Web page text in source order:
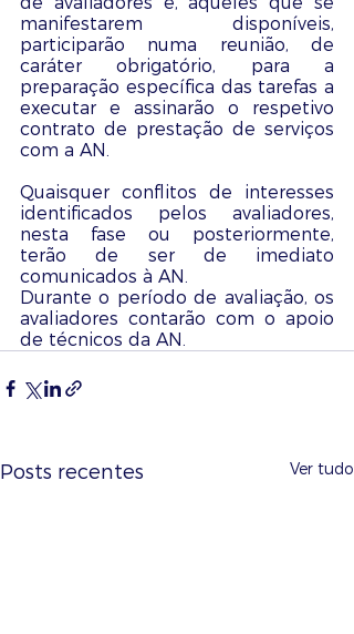
manifestarem disponíveis,
participarão numa reunião, de
caráter obrigatório, para a
preparação específica das tarefas a
executar e assinarão o respetivo
contrato de prestação de serviços
com a AN.
Quaisquer conflitos de interesses
identificados pelos avaliadores,
nesta fase ou posteriormente,
terão de ser de imediato
comunicados à AN.
Durante o período de avaliação, os
avaliadores contarão com o apoio
de técnicos da AN.
Posts recentes Ver tudo